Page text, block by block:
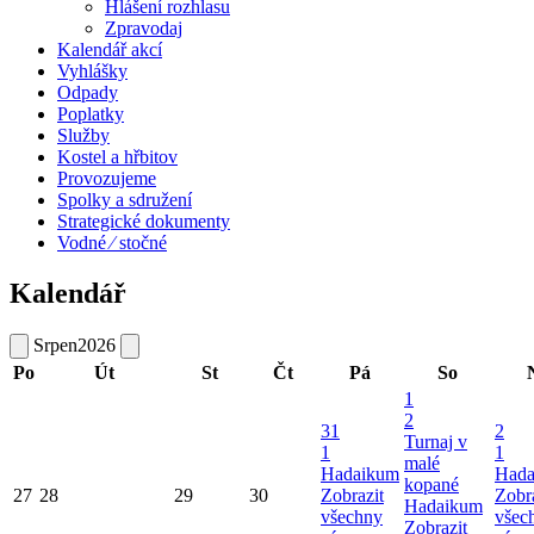
Hlášení rozhlasu
Zpravodaj
Kalendář akcí
Vyhlášky
Odpady
Poplatky
Služby
Kostel a hřbitov
Provozujeme
Spolky a sdružení
Strategické dokumenty
Vodné ⁄ stočné
Kalendář
Srpen2026
Po
Út St Čt Pá So
27 28 29 30
31
1
Hadaikum
Zobrazit
všechny
1
2
Turnaj v
malé
kopané
Hadaikum
Zobrazit
2
1